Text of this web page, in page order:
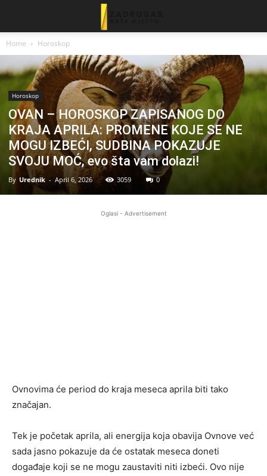
Home Horoskop
Horoskop
OVAN – HOROSKOP ZAPISANOG DO
KRAJA APRILA: PROMENE KOJE SE NE
MOGU IZBEĆI, SUDBINA POKAZUJE
SVOJU MOĆ, evo šta vam dolazi!
By Urednik - April 6, 2026 3059 0
Oglasi - Advertisement
Ovnovima će period do kraja meseca aprila biti tako
značajan.
Tek je početak aprila, ali energija koja obavija Ovnove već
sada jasno pokazuje da će ostatak meseca doneti
događaje koji se ne mogu zaustaviti niti izbeći. Ovo nije